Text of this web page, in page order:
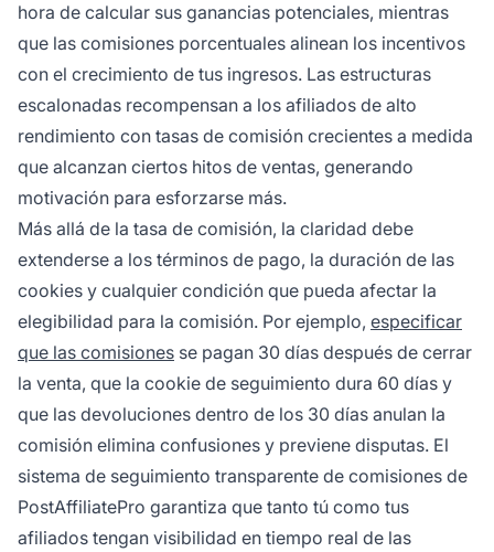
hora de calcular sus ganancias potenciales, mientras
que las comisiones porcentuales alinean los incentivos
con el crecimiento de tus ingresos. Las estructuras
escalonadas recompensan a los afiliados de alto
rendimiento con tasas de comisión crecientes a medida
que alcanzan ciertos hitos de ventas, generando
motivación para esforzarse más.
Más allá de la tasa de comisión, la claridad debe
extenderse a los términos de pago, la duración de las
cookies y cualquier condición que pueda afectar la
elegibilidad para la comisión. Por ejemplo, especificar
que las comisiones se pagan 30 días después de cerrar
la venta, que la cookie de seguimiento dura 60 días y
que las devoluciones dentro de los 30 días anulan la
comisión elimina confusiones y previene disputas. El
sistema de seguimiento transparente de comisiones de
PostAffiliatePro garantiza que tanto tú como tus
afiliados tengan visibilidad en tiempo real de las